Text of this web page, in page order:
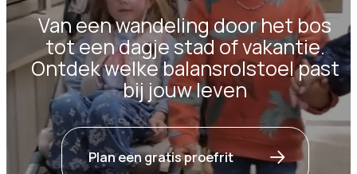
Van een wandeling door het bos
tot een dagje stad of vakantie.
Ontdek welke balansrolstoel past
bij jouw leven
Plan een gratis proefrit